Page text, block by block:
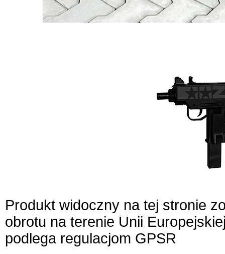
Produkt widoczny na tej stronie
obrotu na terenie Unii
podlega regulacjom GPSR